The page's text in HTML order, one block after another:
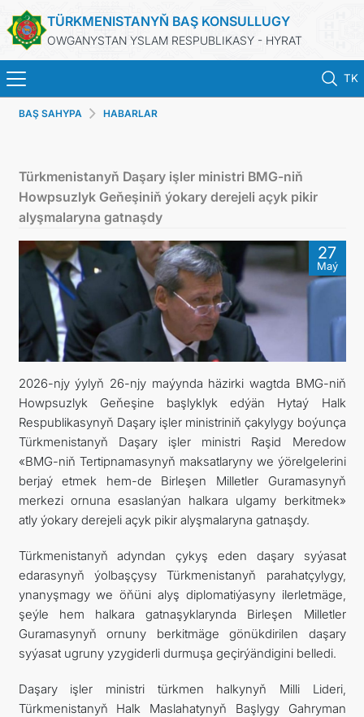
TÜRKMENISTANYŇ BAŞ KONSULLUGY
OWGANYSTAN YSLAM RESPUBLIKASY - HYRAT
TK
BAŞ SAHYPA
TÜRKMENISTAN
KONSULLYK HYZMATLARY
DIM
ARAGATNAŞYK
BAŞ SAHYPA HABARLAR
Türkmenistanyň Daşary işler ministri BMG-niň
Howpsuzlyk Geňeşiniň ýokary derejeli açyk pikir
alyşmalaryna gatnaşdy
27
Maý
2026-njy ýylyň 26-njy maýynda häzirki wagtda BMG-niň
Howpsuzlyk Geňeşine başlyklyk edýän Hytaý Halk
Respublikasynyň Daşary işler ministriniň çakylygy boýunça
Türkmenistanyň Daşary işler ministri Raşid Meredow
«BMG-niň Tertipnamasynyň maksatlaryny we ýörelgelerini
berjaý etmek hem-de Birleşen Milletler Guramasynyň
merkezi ornuna esaslanýan halkara ulgamy berkitmek»
atly ýokary derejeli açyk pikir alyşmalaryna gatnaşdy.
Türkmenistanyň adyndan çykyş eden daşary syýasat
edarasynyň ýolbaşçysy Türkmenistanyň parahatçylygy,
ynanyşmagy we öňüni alyş diplomatiýasyny ilerletmäge,
şeýle hem halkara gatnaşyklarynda Birleşen Milletler
Guramasynyň ornuny berkitmäge gönükdirilen daşary
syýasat ugruny yzygiderli durmuşa geçirýändigini belledi.
Daşary işler ministri türkmen halkynyň Milli Lideri,
Türkmenistanyň Halk Maslahatynyň Başlygy Gahryman